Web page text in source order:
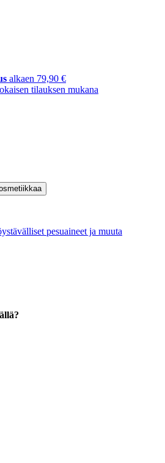
alkaen 79,90 €
tilauksen mukana
pesuaineet ja muuta